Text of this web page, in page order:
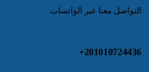
التواصل معنا عبر الواتساب
201010724436+